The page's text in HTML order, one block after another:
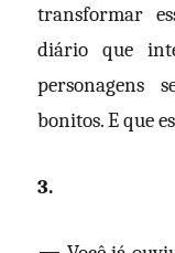
transformar
diário que
personagens
bonitos. E que
3.